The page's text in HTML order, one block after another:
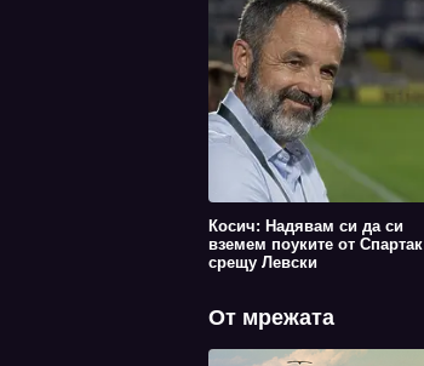
Косич: Надявам си да си
вземем поуките от Спартак
срещу Левски
От мрежата